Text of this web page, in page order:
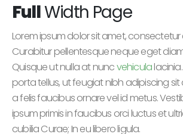
FullWidth Page
Lorem ipsum dolor sit amet, consectetur
Curabitur pellentesque neque eget
Quisque ut nulla at nuncvehicula
porta tellus, ut feugiat nibh adipiscing sit
a felis faucibus ornare vel id metus.
ipsum primis in faucibus orci luctus et
cubilia Curae; In eu libero ligula.